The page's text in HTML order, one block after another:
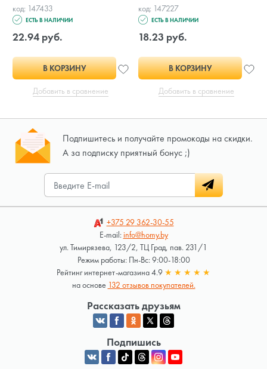
код: 147433
ЕСТЬ В НАЛИЧИИ
22.94 руб.
В КОРЗИНУ
Добавить в сравнение
код: 147227
ЕСТЬ В НАЛИЧИИ
18.23 руб.
В КОРЗИНУ
Добавить в сравнение
Подпишитесь и получайте промокоды на скидки.
А за подписку приятный бонус ;)
+375 29362-30-55
E-mail:info@homy.by
ул. Тимирязева, 123/2, ТЦ Град, пав. 231/1
Режим работы: Пн-Вс: 9:00-18:00
Рейтинг интернет-магазина 4.9 ★ ★ ★ ★ ★
на основе 132 отзывов покупателей.
Рассказать друзьям
Подпишись